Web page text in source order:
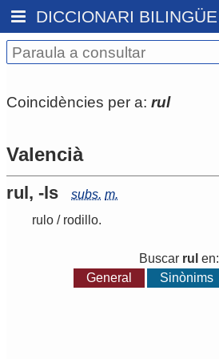
DICCIONARI BILINGÜE
Coincidències per a: rul
Valencià
rul, -ls subs. m.
rulo / rodillo.
Buscar rul en:
General
Sinònims